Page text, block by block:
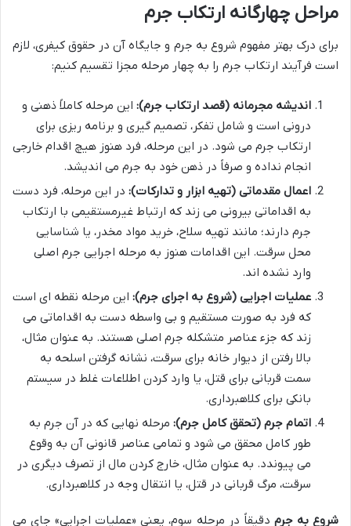
مراحل چهارگانه ارتکاب جرم
برای درک بهتر مفهوم شروع به جرم و جایگاه آن در حقوق کیفری، لازم
است فرآیند ارتکاب جرم را به چهار مرحله مجزا تقسیم کنیم:
اندیشه مجرمانه (قصد ارتکاب جرم): این مرحله کاملاً ذهنی و
درونی است و شامل تفکر، تصمیم گیری و برنامه ریزی برای
ارتکاب جرم می شود. در این مرحله، فرد هنوز هیچ اقدام خارجی
انجام نداده و صرفاً در ذهن خود به جرم می اندیشد.
اعمال مقدماتی (تهیه ابزار و تدارکات): در این مرحله، فرد دست
به اقداماتی بیرونی می زند که ارتباط غیرمستقیمی با ارتکاب
جرم دارند؛ مانند تهیه سلاح، خرید مواد مخدر، یا شناسایی
محل سرقت. این اقدامات هنوز به مرحله اجرایی جرم اصلی
وارد نشده اند.
عملیات اجرایی (شروع به اجرای جرم): این مرحله نقطه ای است
که فرد به صورت مستقیم و بی واسطه دست به اقداماتی می
زند که جزء عناصر متشکله جرم اصلی هستند. به عنوان مثال،
بالا رفتن از دیوار خانه برای سرقت، نشانه گرفتن اسلحه به
سمت قربانی برای قتل، یا وارد کردن اطلاعات غلط در سیستم
بانکی برای کلاهبرداری.
اتمام جرم (تحقق کامل جرم): مرحله نهایی که در آن جرم به
طور کامل محقق می شود و تمامی عناصر قانونی آن به وقوع
می پیوندد. به عنوان مثال، خارج کردن مال از تصرف دیگری در
سرقت، مرگ قربانی در قتل، یا انتقال وجه در کلاهبرداری.
شروع به جرم دقیقاً در مرحله سوم، یعنی «عملیات اجرایی» جای می